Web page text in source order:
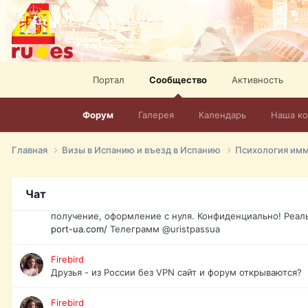
Портал Сообщество
Форум Галерея Календарь Наша
Активность
Главная Визы в Испанию и въезд в Испанию Психология
Чат
спорт, HD. + Огромная видеотека + 10.000 фильмов и
сайта. Наш сайт: http://mir-tv.club/television-in-spain.html
David16
Книги
David16
Подскажите пожалуйста, как удалить свой аккаунт из
Юрист юа
получение, оформление с нуля. Конфиденциально!
port-ua.com/ Телеграмм @uristpassua
Firebird
Друзья - из России без VPN сайт и форум открываются?
Firebird